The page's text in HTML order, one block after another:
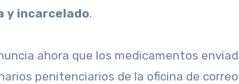
y incarcelado.
ahora que los medicamentos
penitenciarios de la oficina de